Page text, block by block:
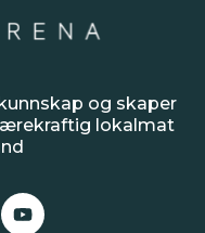
initiativer og
mot en grønnere
fremtid
og skaper
lokalmat